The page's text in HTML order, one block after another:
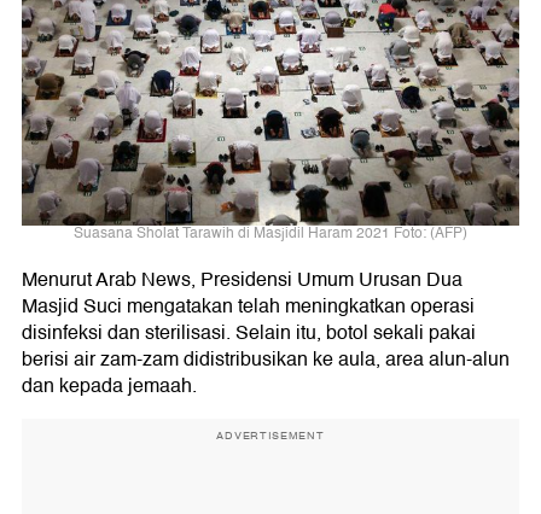
Suasana Sholat Tarawih di Masjidil Haram 2021 Foto: (AFP)
Menurut Arab News, Presidensi Umum Urusan Dua
Masjid Suci mengatakan telah meningkatkan operasi
disinfeksi dan sterilisasi. Selain itu, botol sekali pakai
berisi air zam-zam didistribusikan ke aula, area alun-alun
dan kepada jemaah.
ADVERTISEMENT